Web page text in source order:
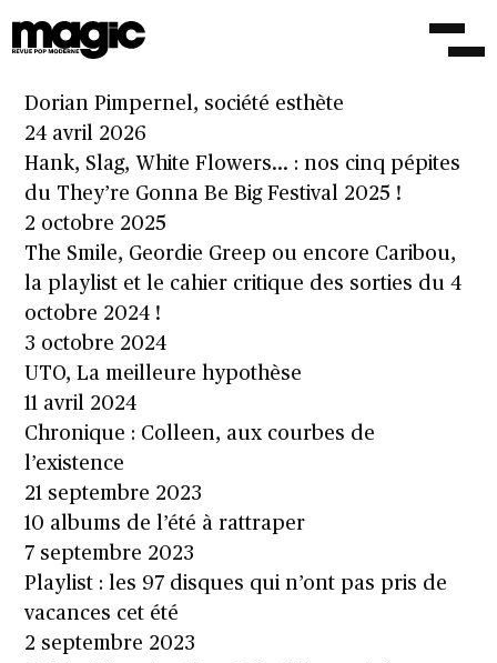
en juillet
Dorian Pimpernel, société esthète
24 avril 2026
Hank, Slag, White Flowers… : nos cinq pépites
du They’re Gonna Be Big Festival 2025 !
2 octobre 2025
The Smile, Geordie Greep ou encore Caribou,
la playlist et le cahier critique des sorties du 4
octobre 2024 !
3 octobre 2024
UTO, La meilleure hypothèse
11 avril 2024
Chronique : Colleen, aux courbes de
l’existence
21 septembre 2023
10 albums de l’été à rattraper
7 septembre 2023
Playlist : les 97 disques qui n’ont pas pris de
vacances cet été
2 septembre 2023